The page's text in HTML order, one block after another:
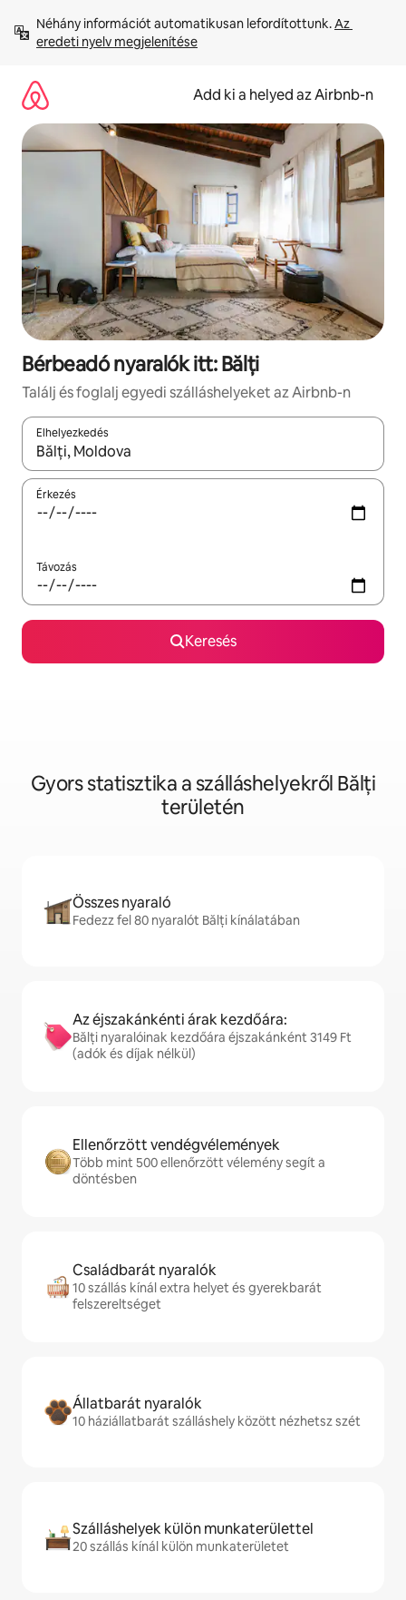
tartalomra
Néhány információt automatikusan lefordítottunk. Az
eredeti nyelv megjelenítése
Add ki a helyed az Airbnb-n
Bérbeadó nyaralók itt: Bălți
Találj és foglalj egyedi szálláshelyeket az Airbnb-n
Elhelyezkedés
Az eredmények között a felfelé és a lefelé nyíllal
Érkezés
Távozás
Keresés
Gyors statisztika a szálláshelyekről Bălți
területén
Összes nyaraló
Fedezz fel 80 nyaralót Bălți kínálatában
Az éjszakánkénti árak kezdőára:
Bălți nyaralóinak kezdőára éjszakánként 3149 Ft
(adók és díjak nélkül)
Ellenőrzött vendégvélemények
Több mint 500 ellenőrzött vélemény segít a
döntésben
Családbarát nyaralók
10 szállás kínál extra helyet és gyerekbarát
felszereltséget
Állatbarát nyaralók
10 háziállatbarát szálláshely között nézhetsz szét
Szálláshelyek külön munkaterülettel
20 szállás kínál külön munkaterületet